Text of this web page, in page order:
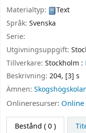
Materialtyp:
Text
Språk: Svenska
Serie:
Utgivningsuppgift:
Tillverkare: Stockholm :
Beskrivning: 204, [3] s
Ämnen:
Onlineresurser: Online
Bestånd ( 0 )